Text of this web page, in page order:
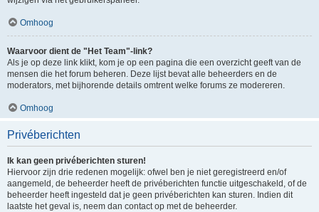
Omhoog
Waarvoor dient de "Het Team"-link?
Als je op deze link klikt, kom je op een pagina die een overzicht geeft van de
mensen die het forum beheren. Deze lijst bevat alle beheerders en de
moderators, met bijhorende details omtrent welke forums ze modereren.
Omhoog
Privéberichten
Ik kan geen privéberichten sturen!
Hiervoor zijn drie redenen mogelijk: ofwel ben je niet geregistreerd en/of
aangemeld, de beheerder heeft de privéberichten functie uitgeschakeld, of de
beheerder heeft ingesteld dat je geen privéberichten kan sturen. Indien dit
laatste het geval is, neem dan contact op met de beheerder.